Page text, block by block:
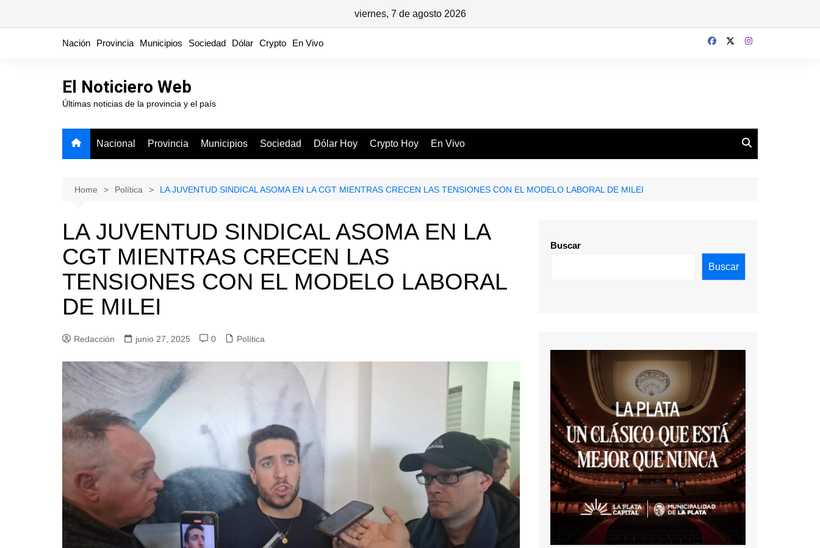
viernes, 7 de agosto 2026
Nación Provincia Municipios Sociedad Dólar Crypto En Vivo
El Noticiero Web
Últimas noticias de la provincia y el país
Nacional Provincia Municipios Sociedad Dólar Hoy Crypto Hoy En Vivo
Home Política LA JUVENTUD SINDICAL ASOMA EN LA CGT MIENTRAS CRECEN LAS TENSIONES CON EL MODELO LABORAL DE MILEI
LA JUVENTUD SINDICAL ASOMA EN LA
CGT MIENTRAS CRECEN LAS
TENSIONES CON EL MODELO LABORAL
DE MILEI
Redacción junio 27, 2025 0 Política
Buscar
Buscar